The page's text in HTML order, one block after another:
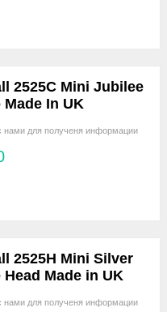
2525C Mini Jubilee
Made In UK
нами для полученя информации
2525H Mini Silver
Made in UK
нами для полученя информации